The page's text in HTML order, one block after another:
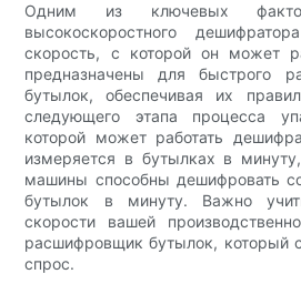
Одним из ключевых
высокоскоростного
скорость, с которой он может
предназначены для быстрого
бутылок, обеспечивая их
следующего этапа процесса
которой может работать
измеряется в бутылках в
машины способны дешифровать
бутылок в минуту. Важно
скорости вашей
расшифровщик бутылок, который
спрос.